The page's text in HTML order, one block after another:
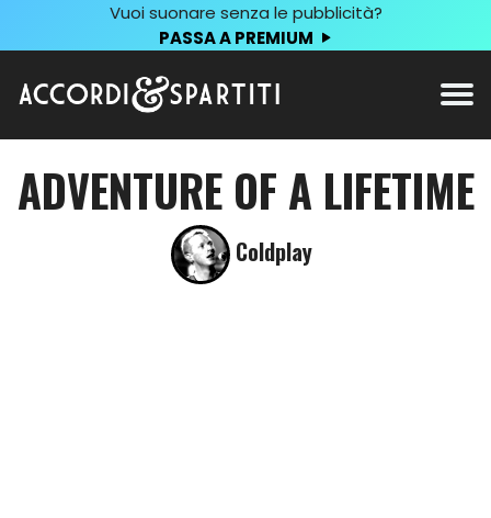
Vuoi suonare senza le pubblicità?
PASSA A PREMIUM
ADVENTURE OF A LIFETIME
Coldplay